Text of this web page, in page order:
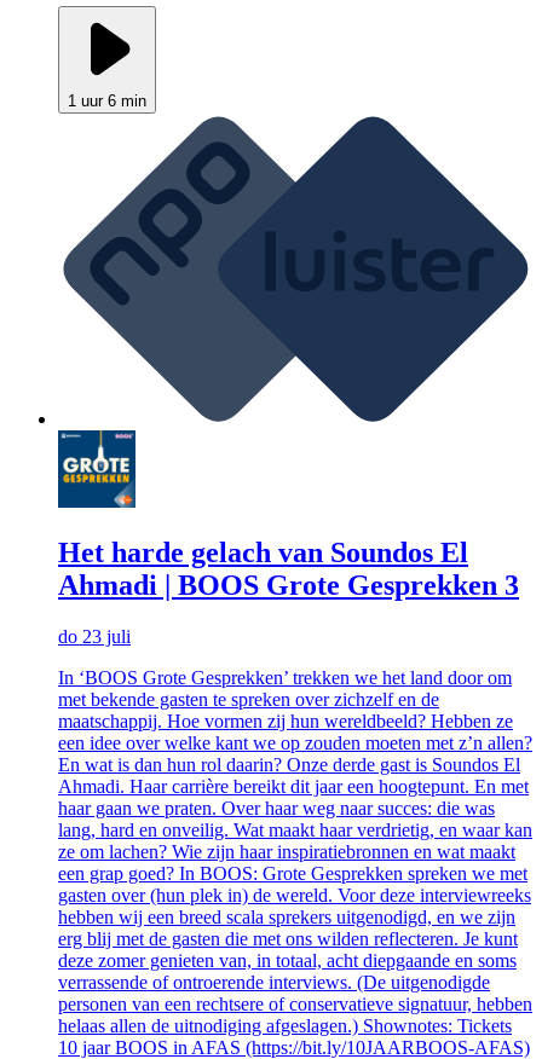
1 uur 6 min
Het harde gelach van Soundos El
Ahmadi | BOOS Grote Gesprekken 3
do 23 juli
In ‘BOOS Grote Gesprekken’ trekken we het land door om
met bekende gasten te spreken over zichzelf en de
maatschappij. Hoe vormen zij hun wereldbeeld? Hebben ze
een idee over welke kant we op zouden moeten met z’n allen?
En wat is dan hun rol daarin? Onze derde gast is Soundos El
Ahmadi. Haar carrière bereikt dit jaar een hoogtepunt. En met
haar gaan we praten. Over haar weg naar succes: die was
lang, hard en onveilig. Wat maakt haar verdrietig, en waar kan
ze om lachen? Wie zijn haar inspiratiebronnen en wat maakt
een grap goed? In BOOS: Grote Gesprekken spreken we met
gasten over (hun plek in) de wereld. Voor deze interviewreeks
hebben wij een breed scala sprekers uitgenodigd, en we zijn
erg blij met de gasten die met ons wilden reflecteren. Je kunt
deze zomer genieten van, in totaal, acht diepgaande en soms
verrassende of ontroerende interviews. (De uitgenodigde
personen van een rechtsere of conservatieve signatuur, hebben
helaas allen de uitnodiging afgeslagen.) Shownotes: Tickets
10 jaar BOOS in AFAS (https://bit.ly/10JAARBOOS-AFAS)